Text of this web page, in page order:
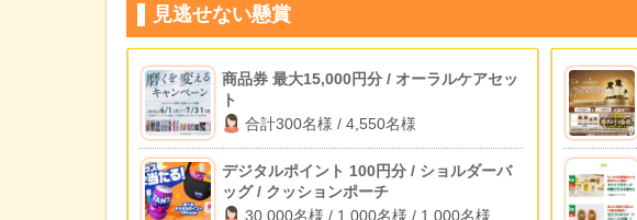
見逃せない懸賞
商品券 最大15,000円分 / オーラルケアセッ
ト
合計300名様 / 4,550名様
デジタルポイント 100円分 / ショルダーバ
ッグ / クッションポーチ
30,000名様 / 1,000名様 / 1,000名様